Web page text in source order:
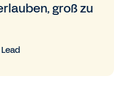
groß zu